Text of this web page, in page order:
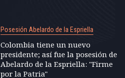
Posesión Abelardo de la Espriella
Colombia tiene un nuevo
presidente; así fue la posesión de
Abelardo de la Espriella: "Firme
por la Patria"